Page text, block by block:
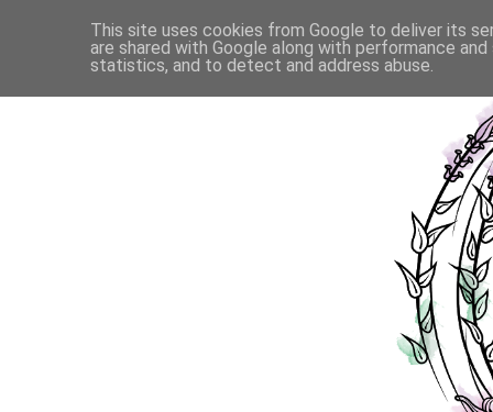
This site uses cookies from Google to deliver its
are shared with Google along with performance
statistics, and to detect and address abuse.